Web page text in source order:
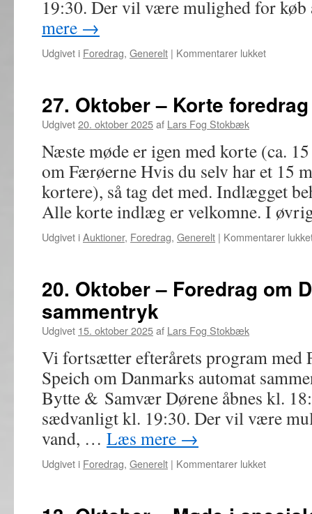
19:30. Der vil være mulighed for
mere →
Udgivet i Foredrag, Generelt | Kommentarer lukkettil
27. Oktober – Korte
Udgivet20. oktober 2025af Lars Fog Stokbæk
Næste møde er igen med korte (ca.
om Færøerne Hvis du selv har et 15
kortere), så tag det med. Indlægget
Alle korte indlæg er velkomne. I
Udgivet iAuktioner, Foredrag, Generelt | Kommentarer
20. Oktober – Foredrag om
sammentryk
Udgivet 15. oktober 2025af Lars Fog Stokbæk
Vi fortsætter efterårets program med
Speich om Danmarks automat
Bytte & Samvær Dørene åbnes kl.
sædvanligt kl. 19:30. Der vil være
vand, … Læs mere →
Udgivet i Foredrag, Generelt | Kommentarer lukkettil